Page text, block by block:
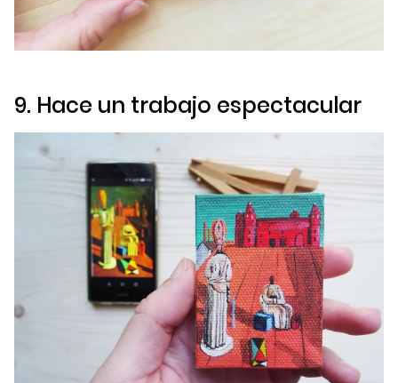
9. Hace un trabajo espectacular